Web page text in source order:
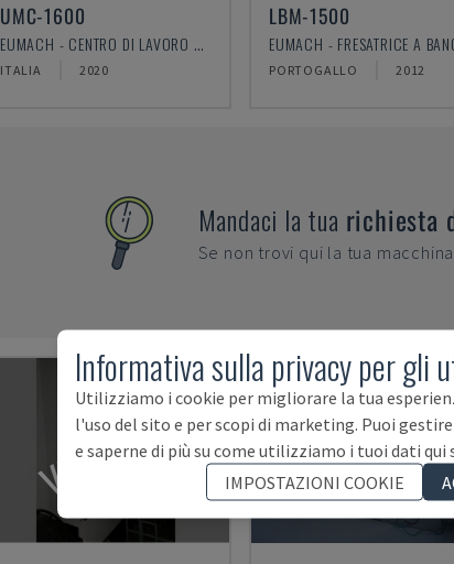
UMC-1600
EUMACH - CENTRO DI LAVORO VERTICALE
ITALIA 2020
LBM-1500
EUMACH - FRESATRICE A
PORTOGALLO 2012
Mandaci la tua richiesta
Se non trovi qui la tua
VENDUTA VENDUTA
Informativa sulla privacy per gli
Utilizziamo i cookie per migliorare la tua
l'uso del sito e per scopi di marketing. Puoi
e saperne di più su come utilizziamo i tuoi dati qui
IMPOSTAZIONI COOKIE